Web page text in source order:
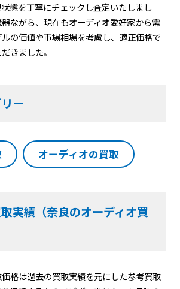
態を丁寧にチェックし査定いたしまし
ながら、現在もオーディオ愛好家から需
の価値や市場相場を考慮し、適正価格で
きました。
ー
オーディオの買取
実績（奈良のオーディオ買
格は過去の買取実績を元にした参考買取